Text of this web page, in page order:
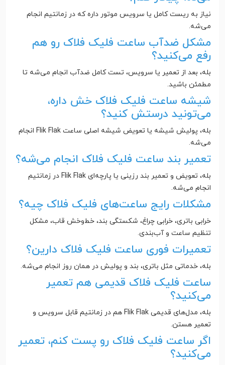
نیاز به ریست کامل یا سرویس موتور داره که در زمانتیم انجام
می‌شه.
مشکل ضدآب ساعت فلیک فلاک رو هم
رفع می‌کنید؟
بله، بعد از تعمیر یا سرویس، تست کامل ضدآب انجام می‌شه تا
مطمئن باشید.
شیشه ساعت فلیک فلاک خش داره،
می‌تونید درستش کنید؟
بله، پولیش شیشه یا تعویض شیشه اصلی ساعت Flik Flak انجام
می‌شه.
تعمیر بند ساعت فلیک فلاک انجام می‌شه؟
بله، تعویض و تعمیر بند رزینی یا پارچه‌ای Flik Flak در زمانتیم
انجام می‌شه.
مشکلات رایج ساعت‌های فلیک فلاک چیه؟
خرابی باتری، خرابی چراغ، شکستگی بند، خط‌وخش قاب، مشکل
تنظیم ساعت و آب‌بندی.
تعمیرات فوری ساعت فلیک فلاک دارین؟
بله، خدماتی مثل باتری، بند و پولیش در همان روز انجام می‌شه.
ساعت فلیک فلاک قدیمی هم تعمیر
می‌کنید؟
بله، مدل‌های قدیمی Flik Flak هم در زمانتیم قابل سرویس و
تعمیر هستن.
اگر ساعت فلیک فلاک رو پست کنم، تعمیر
می‌کنید؟